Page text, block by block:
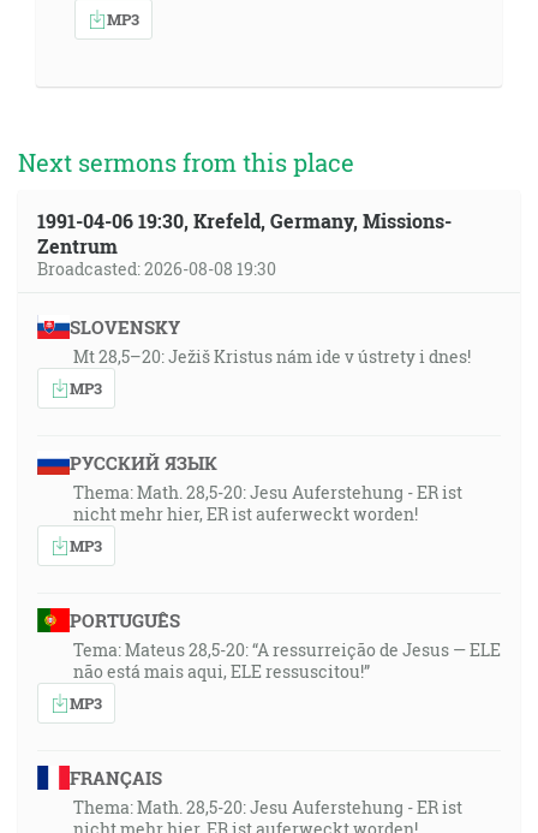
MP3
Next sermons from this place
1991-04-06 19:30, Krefeld, Germany, Missions-
Zentrum
Broadcasted: 2026-08-08 19:30
SLOVENSKY
Mt 28,5–20: Ježiš Kristus nám ide v ústrety i dnes!
MP3
РУССКИЙ ЯЗЫК
Thema: Math. 28,5-20: Jesu Auferstehung - ER ist
nicht mehr hier, ER ist auferweckt worden!
MP3
PORTUGUÊS
Tema: Mateus 28,5-20: “A ressurreição de Jesus — ELE
não está mais aqui, ELE ressuscitou!”
MP3
FRANÇAIS
Thema: Math. 28,5-20: Jesu Auferstehung - ER ist